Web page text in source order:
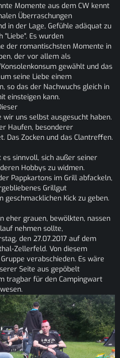
Momente aus dem CW kennt
Überraschungen
in der Lage, Gefühle adäquat zu
"Liebe". Es wurden
der romantischsten Momente in
der vor allem als
gewählt und das
seine Liebe einem
so das der Nachwuchs gleich in
einsteigen kann.
wir uns selbst ausgesucht haben.
Haufen, besonderer
Das Zocken und das Clantreffen.
sinnvoll, sich außer seiner
Hobbys zu widmen.
Pappkartons im Grill abfackeln,
Grillgut
Kick zu geben.
eher grauen, bewölkten, nassen
nehmen sollte,
den 27.07.2017 auf dem
Zellerfeld. Von diesem
verabschieden. Es wäre
Seite aus gepöbelt
tragbar für den Campingwart